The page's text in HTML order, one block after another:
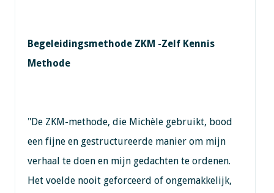
Begeleidingsmethode ZKM -Zelf Kennis
Methode
"De ZKM-methode, die Michèle gebruikt, bood
een fijne en gestructureerde manier om mijn
verhaal te doen en mijn gedachten te ordenen.
Het voelde nooit geforceerd of ongemakkelijk,